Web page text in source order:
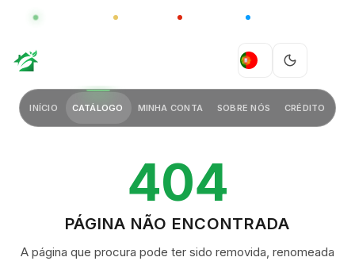
GLOBAL CHINA
PT
INÍCIO CATÁLOGO MINHA CONTA SOBRE NÓS CRÉDITO
404
PÁGINA NÃO ENCONTRADA
A página que procura pode ter sido removida, renomeada